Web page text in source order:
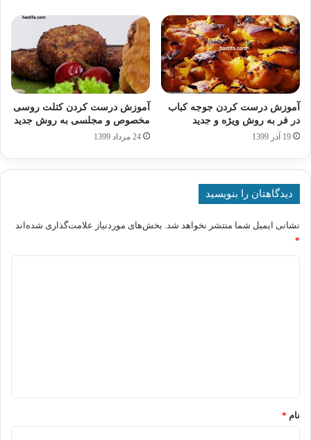
آموزش درست کردن جوجه کباب
در فر به روش ویژه و جدید
19 آذر 1399
آموزش درست کردن کتلت روسی
مخصوص و مجلسی به روش جدید
24 مرداد 1399
دیدگاهتان را بنویسید
نشانی ایمیل شما منتشر نخواهد شد. بخش‌های موردنیاز علامت‌گذاری شده‌اند
*
نام *